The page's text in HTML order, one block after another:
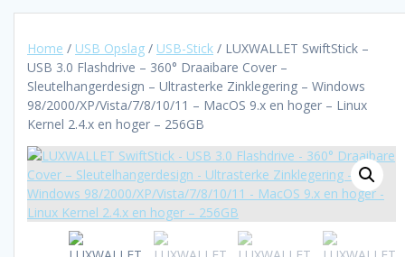
Home / USB Opslag / USB-Stick / LUXWALLET SwiftStick –
USB 3.0 Flashdrive – 360° Draaibare Cover –
Sleutelhangerdesign – Ultrasterke Zinklegering – Windows
98/2000/XP/Vista/7/8/10/11 – MacOS 9.x en hoger – Linux
Kernel 2.4.x en hoger – 256GB